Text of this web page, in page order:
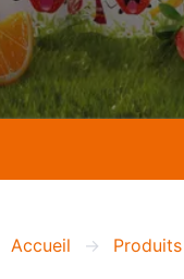
Accueil Produits